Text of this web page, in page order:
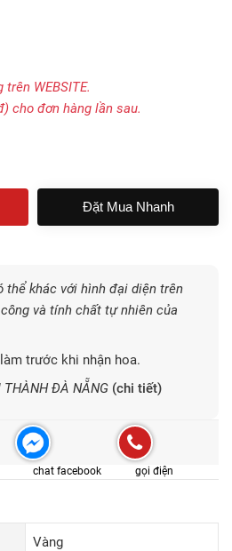
WEBSITE.
cho đơn hàng lần sau.
Đặt Mua Nhanh
thể khác với hình đại diện trên
và tính chất tự nhiên của
trước khi nhận hoa.
ĐÀ NẴNG (chi tiết)
chat facebook gọi điện
Vàng